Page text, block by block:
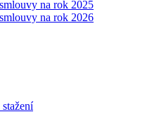
na rok 2025
na rok 2026